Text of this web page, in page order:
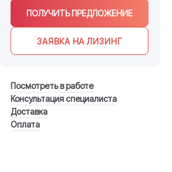
ПОЛУЧИТЬ ПРЕДЛОЖЕНИЕ
ЗАЯВКА НА ЛИЗИНГ
Посмотреть в работе
Консультация специалиста
Доставка
Оплата